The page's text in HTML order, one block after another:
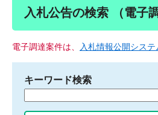
入札公告の検索 （電子
電子調達案件は、 入札情報公開システ
キーワード検索